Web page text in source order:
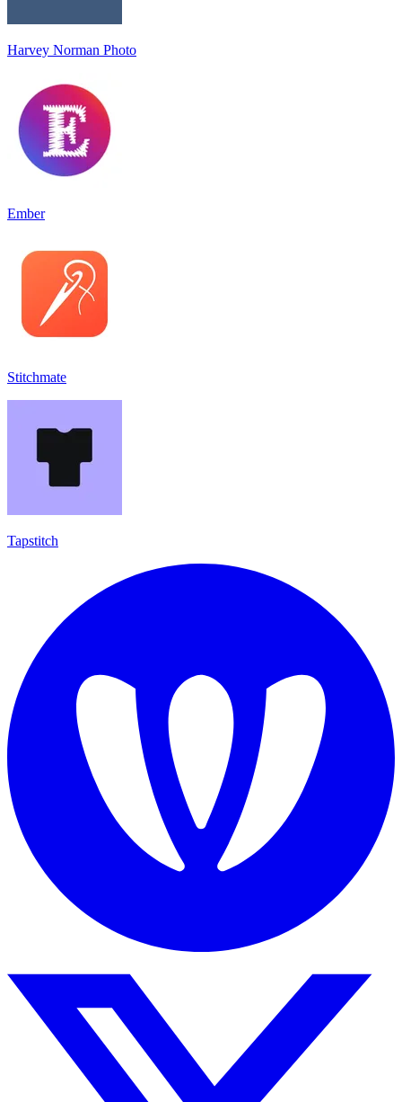
Harvey Norman Photo
Ember
Stitchmate
Tapstitch